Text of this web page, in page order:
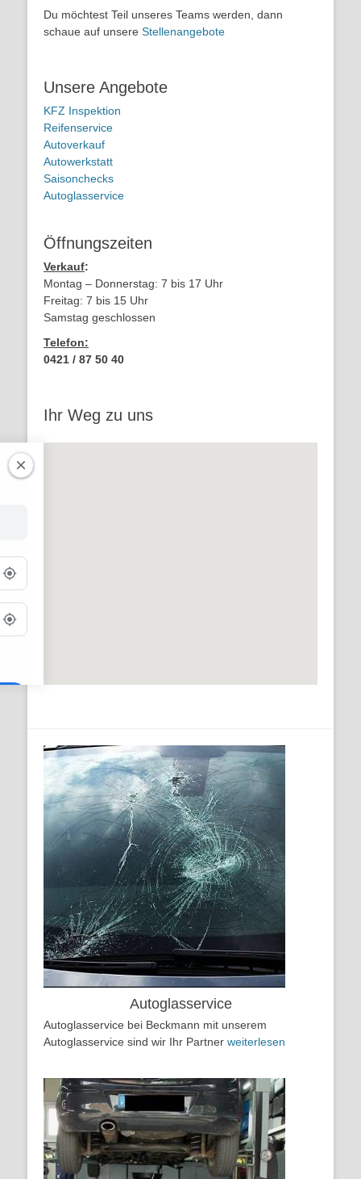
Du möchtest Teil unseres Teams werden, dann
schaue auf unsere Stellenangebote
Unsere Angebote
KFZ Inspektion
Reifenservice
Autoverkauf
Autowerkstatt
Saisonchecks
Autoglasservice
Öffnungszeiten
Verkauf:
Montag – Donnerstag: 7 bis 17 Uhr
Freitag: 7 bis 15 Uhr
Samstag geschlossen
Telefon:
0421 / 87 50 40
Ihr Weg zu uns
Autoglasservice
Autoglasservice bei Beckmann mit unserem
Autoglasservice sind wir Ihr Partner weiterlesen